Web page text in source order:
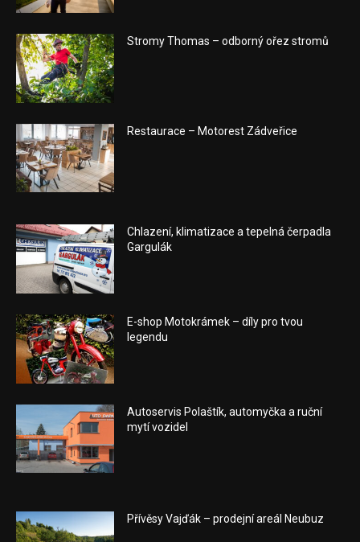
Stromy Thomas – odborný ořez stromů
Restaurace – Motorest Zádveřice
Chlazení, klimatizace a tepelná čerpadla
Gargulák
E-shop Motokrámek – díly pro tvou
legendu
Autoservis Polaštík, automyčka a ruční
mytí vozidel
Přívěsy Vajďák – prodejní areál Neubuz